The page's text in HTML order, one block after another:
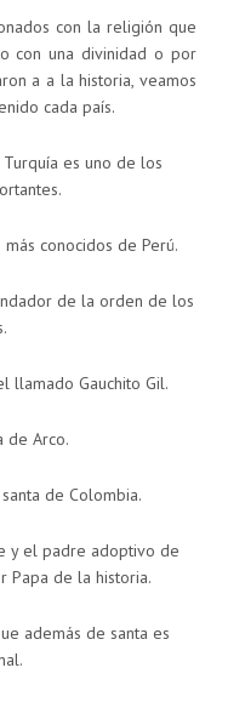
con la religión que
con una divinidad o por
a a la historia, veamos
cada país.
es uno de los
conocidos de Perú.
de la orden de los
llamado Gauchito Gil.
de Arco.
de Colombia.
y el padre adoptivo de
Papa de la historia.
además de santa es